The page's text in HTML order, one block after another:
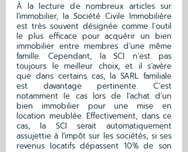
À la lecture de nombreux articles sur
l'immobilier, la Société Civile Immobilière
est très souvent désignée comme l’outil
le plus efficace pour acquérir un bien
immobilier entre membres d’une même
famille. Cependant, la SCI n’est pas
toujours le meilleur choix, et il s’avère
que dans certains cas, la SARL familiale
est davantage pertinente. C’est
notamment le cas lors de l’achat d’un
bien immobilier pour une mise en
location meublée. Effectivement, dans ce
cas, la SCI serait automatiquement
assujettie à l'impôt sur les sociétés, si ses
revenus locatifs dépassent 10% de son